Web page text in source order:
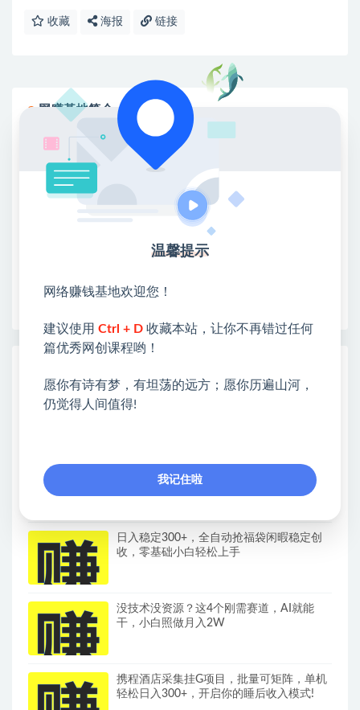
收藏 海报 链接
网赚基地简介
站长微信：无
❤本站：本站整合多方资源站，主要面向互联网创业
类&副业类，资源丰富 物超所值。
❤能助您：找项目 + 低成本创业 + 减少信息差 + 见识
各种项目 + 提升网创认知。
❤本站为众多团队提供了重要价值，也为众多创业者
开启网络之门，广受好评！
早为您提供丰盛价值。祝您前程似锦！
AI一人内容公司30天实战训练营，让Codex
Agent自动参与内容创作持续做出更像你、
（19818期）外贸人AI建站全指南：
Codex+WordPress从0到1·搭建高转化询盘
站·解锁SEO/GEO流量新玩法-更新
日入稳定300+，全自动抢福袋闲暇稳定创
收，零基础小白轻松上手
没技术没资源？这4个刚需赛道，AI就能
干，小白照做月入2W
携程酒店采集挂G项目，批量可矩阵，单机
轻松日入300+，开启你的睡后收入模式!
温馨提示
网络赚钱基地欢迎您！
建议使用 Ctrl + D 收藏本站，让你不再错过任何
篇优秀网创课程哟！
愿你有诗有梦，有坦荡的远方；愿你历遍山河，
仍觉得人间值得!
我记住啦